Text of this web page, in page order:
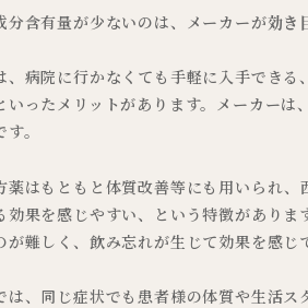
分含有量が少ないのは、メーカーが効き
、病院に行かなくても手軽に入手でき
いったメリットがあります。メーカー
。
薬はもともと体質改善等にも用いられ
効果を感じやすい、という特徴があり
難しく、飲み忘れが生じて効果を感じ
は、同じ症状でも患者様の体質や生活